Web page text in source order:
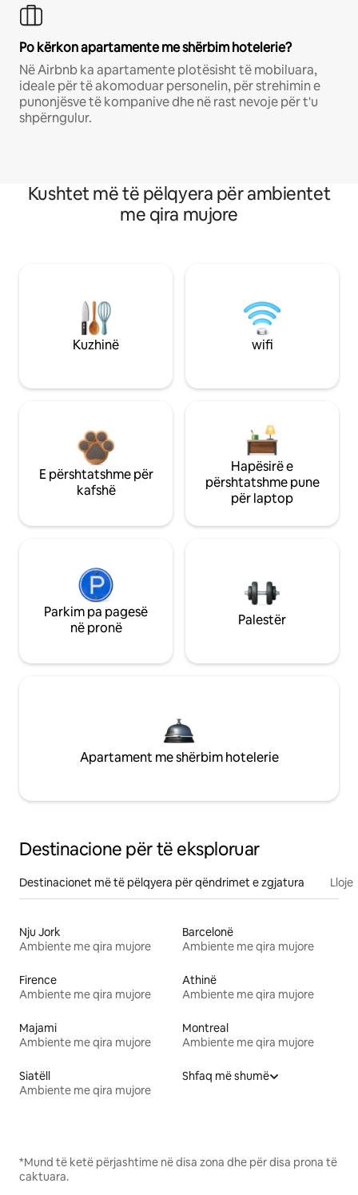
Po kërkon apartamente me shërbim hotelerie?
Në Airbnb ka apartamente plotësisht të mobiluara,
ideale për të akomoduar personelin, për strehimin e
punonjësve të kompanive dhe në rast nevoje për t'u
shpërngulur.
Kushtet më të pëlqyera për ambientet
me qira mujore
Kuzhinë wifi
E përshtatshme për
kafshë
Hapësirë e
përshtatshme pune
për laptop
Parkim pa pagesë
në pronë
Palestër
Apartament me shërbim hotelerie
Destinacione për të eksploruar
Destinacionet më të pëlqyera për qëndrimet e zgjatura
Nju Jork
Ambiente me qira mujore
Barcelonë
Ambiente me qira mujore
Firence
Ambiente me qira mujore
Athinë
Ambiente me qira mujore
Majami
Ambiente me qira mujore
Montreal
Ambiente me qira mujore
Siatëll
Ambiente me qira mujore
Shfaq më shumë
*Mund të ketë përjashtime në disa zona dhe për disa prona të
caktuara.